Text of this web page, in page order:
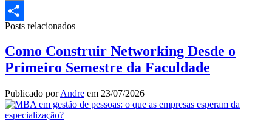
Email
Share
Posts relacionados
Como Construir Networking Desde o
Primeiro Semestre da Faculdade
Publicado porAndre em 23/07/2026